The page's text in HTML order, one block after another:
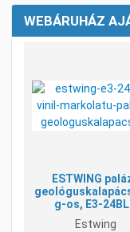
WEBÁRUHÁZ
ESTWING
g-os, E3-
Estwing